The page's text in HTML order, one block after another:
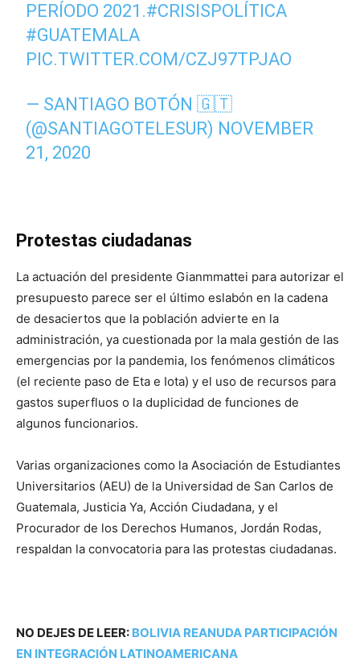
PERÍODO 2021.#CRISISPOLÍTICA
#GUATEMALA
PIC.TWITTER.COM/CZJ97TPJAO
— SANTIAGO BOTÓN 🇬🇹
(@SANTIAGOTELESUR) NOVEMBER
21, 2020
Protestas ciudadanas
La actuación del presidente Gianmmattei para autorizar el
presupuesto parece ser el último eslabón en la cadena
de desaciertos que la población advierte en la
administración, ya cuestionada por la mala gestión de las
emergencias por la pandemia, los fenómenos climáticos
(el reciente paso de Eta e Iota) y el uso de recursos para
gastos superfluos o la duplicidad de funciones de
algunos funcionarios.
Varias organizaciones como la Asociación de Estudiantes
Universitarios (AEU) de la Universidad de San Carlos de
Guatemala, Justicia Ya, Acción Ciudadana, y el
Procurador de los Derechos Humanos, Jordán Rodas,
respaldan la convocatoria para las protestas ciudadanas.
NO DEJES DE LEER: BOLIVIA REANUDA PARTICIPACIÓN
EN INTEGRACIÓN LATINOAMERICANA